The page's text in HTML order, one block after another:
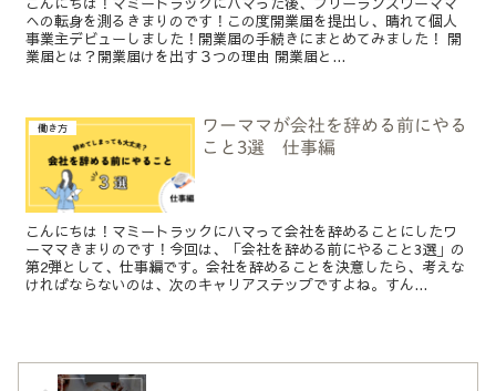
への転身を測るきまりのです！この度開業届を提出し、晴れて個人
事業主デビューしました！開業届の手続きにまとめてみました！ 開
業届とは？開業届けを出す３つの理由 開業届と...
働き方
ワーママが会社を辞める前にやる
こと3選 仕事編
こんにちは！マミートラックにハマって会社を辞めることにしたワ
ーママきまりのです！今回は、「会社を辞める前にやること3選」の
第2弾として、仕事編です。会社を辞めることを決意したら、考えな
ければならないのは、次のキャリアステップですよね。すん...